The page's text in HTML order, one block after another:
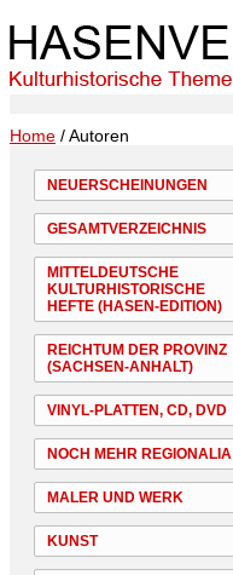
Home / Autoren
NEUERSCHEINUNGEN
GESAMTVERZEICHNIS
MITTELDEUTSCHE
KULTURHISTORISCHE
HEFTE (HASEN-EDITION)
REICHTUM DER PROVINZ
(SACHSEN-ANHALT)
VINYL-PLATTEN, CD, DVD
NOCH MEHR REGIONALIA
MALER UND WERK
KUNST